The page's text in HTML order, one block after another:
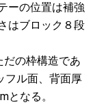
ーの位置は補強
はブロック８段
の枠構造であ
フル面、背面厚
となる。